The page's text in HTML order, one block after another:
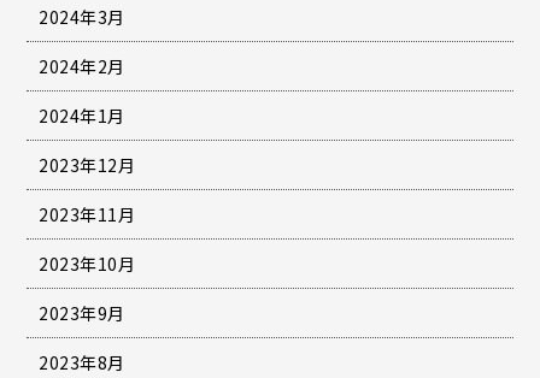
2024年3月
2024年2月
2024年1月
2023年12月
2023年11月
2023年10月
2023年9月
2023年8月